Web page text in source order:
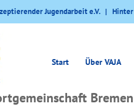
Jugendarbeit e.V. |
Start Über VAJA
Bremen